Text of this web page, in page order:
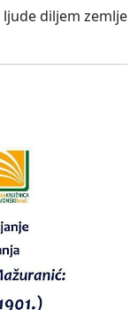
diljem zemlje